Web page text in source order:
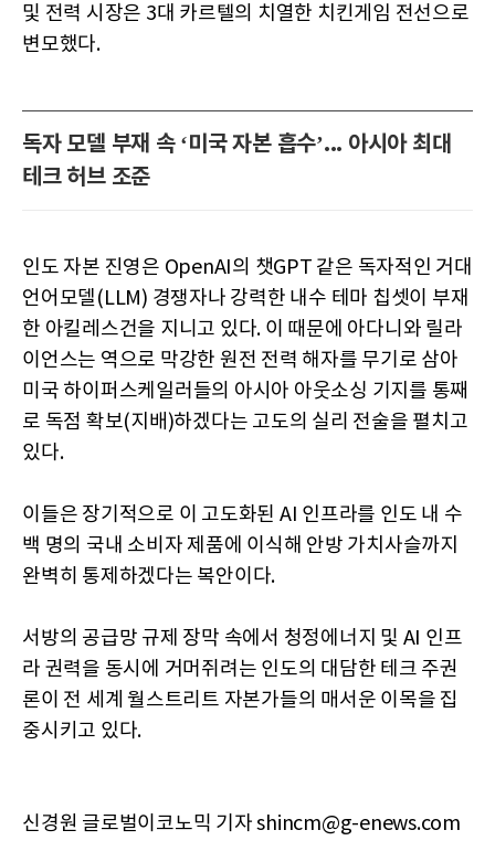
및 전력 시장은 3대 카르텔의 치열한 치킨게임 전선으로
변모했다.
독자 모델 부재 속 ‘미국 자본 흡수’... 아시아 최대
테크 허브 조준
인도 자본 진영은 OpenAI의 챗GPT 같은 독자적인 거대
언어모델(LLM) 경쟁자나 강력한 내수 테마 칩셋이 부재
한 아킬레스건을 지니고 있다. 이 때문에 아다니와 릴라
이언스는 역으로 막강한 원전 전력 해자를 무기로 삼아
미국 하이퍼스케일러들의 아시아 아웃소싱 기지를 통째
로 독점 확보(지배)하겠다는 고도의 실리 전술을 펼치고
있다.
이들은 장기적으로 이 고도화된 AI 인프라를 인도 내 수
백 명의 국내 소비자 제품에 이식해 안방 가치사슬까지
완벽히 통제하겠다는 복안이다.
서방의 공급망 규제 장막 속에서 청정에너지 및 AI 인프
라 권력을 동시에 거머쥐려는 인도의 대담한 테크 주권
론이 전 세계 월스트리트 자본가들의 매서운 이목을 집
중시키고 있다.
신경원 글로벌이코노믹 기자 shincm@g-enews.com